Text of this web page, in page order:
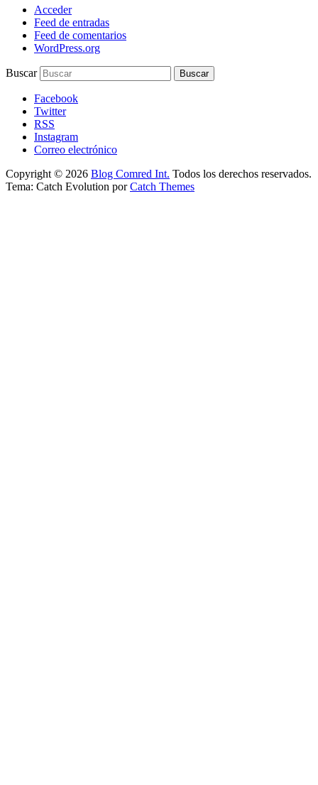
Acceder
Feed de entradas
Feed de comentarios
WordPress.org
Buscar
Facebook
Twitter
RSS
Instagram
Correo electrónico
Copyright © 2026 Blog Comred Int. Todos los derechos reservados.
Tema: Catch Evolution porCatch Themes